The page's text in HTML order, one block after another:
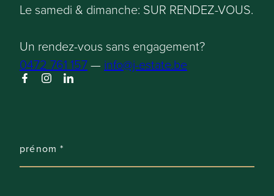
Le samedi & dimanche: SUR RENDEZ-VOUS.
Un rendez-vous sans engagement?
0472 761 157— info@j-estate.be